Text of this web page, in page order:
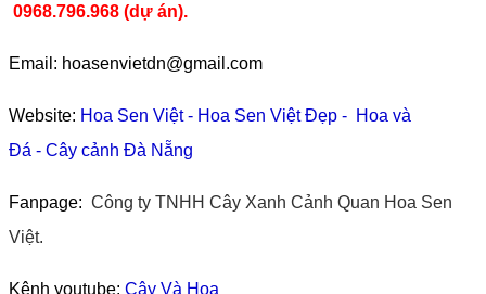
0968.796.968 (dự án).
Email: hoasenvietdn@gmail.com
Website: Hoa Sen Việt- Hoa Sen Việt Đẹp - Hoa và
Đá - Cây cảnh Đà Nẵng
Fanpage: Công ty TNHH Cây Xanh Cảnh Quan Hoa Sen
Việt.
Kênh youtube: Cây Và Hoa